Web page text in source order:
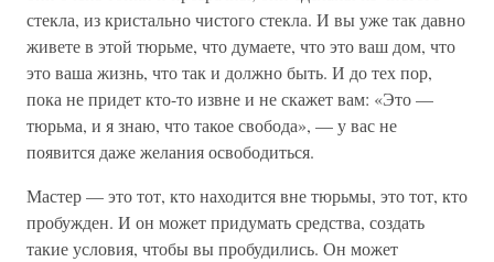
стекла, из кристально чистого стекла. И вы уже так давно
живете в этой тюрьме, что думаете, что это ваш дом, что
это ваша жизнь, что так и должно быть. И до тех пор,
пока не придет кто-то извне и не скажет вам: «Это —
тюрьма, и я знаю, что такое свобода», — у вас не
появится даже желания освободиться.
Мастер — это тот, кто находится вне тюрьмы, это тот, кто
пробужден. И он может придумать средства, создать
такие условия, чтобы вы пробудились. Он может